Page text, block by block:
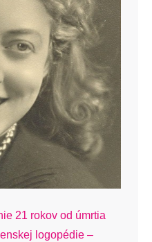
21 rokov od úmrtia
logopédie –